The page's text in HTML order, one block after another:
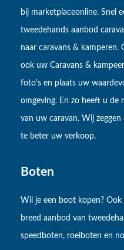
bij marketplaceonline. Snel
tweedehands aanbod
naar caravans &
ook uw Caravans &
foto's en plaats uw
omgeving. En zo heeft u
van uw caravan. Wij
te beter uw verkoop.
Boten
Wil je een boot kopen?
breed aanbod van
speedboten, roeiboten en